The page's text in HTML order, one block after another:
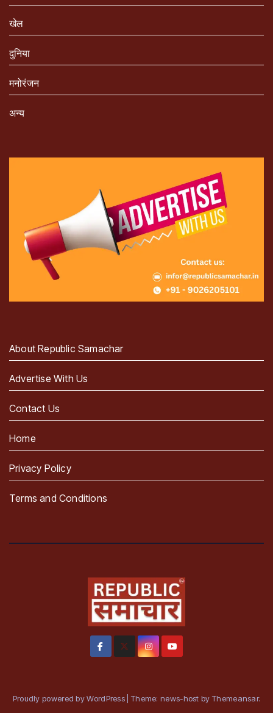
खेल
दुनिया
मनोरंजन
अन्य
About Republic Samachar
Advertise With Us
Contact Us
Home
Privacy Policy
Terms and Conditions
Proudly powered by WordPress Theme: news-host by Themeansar.